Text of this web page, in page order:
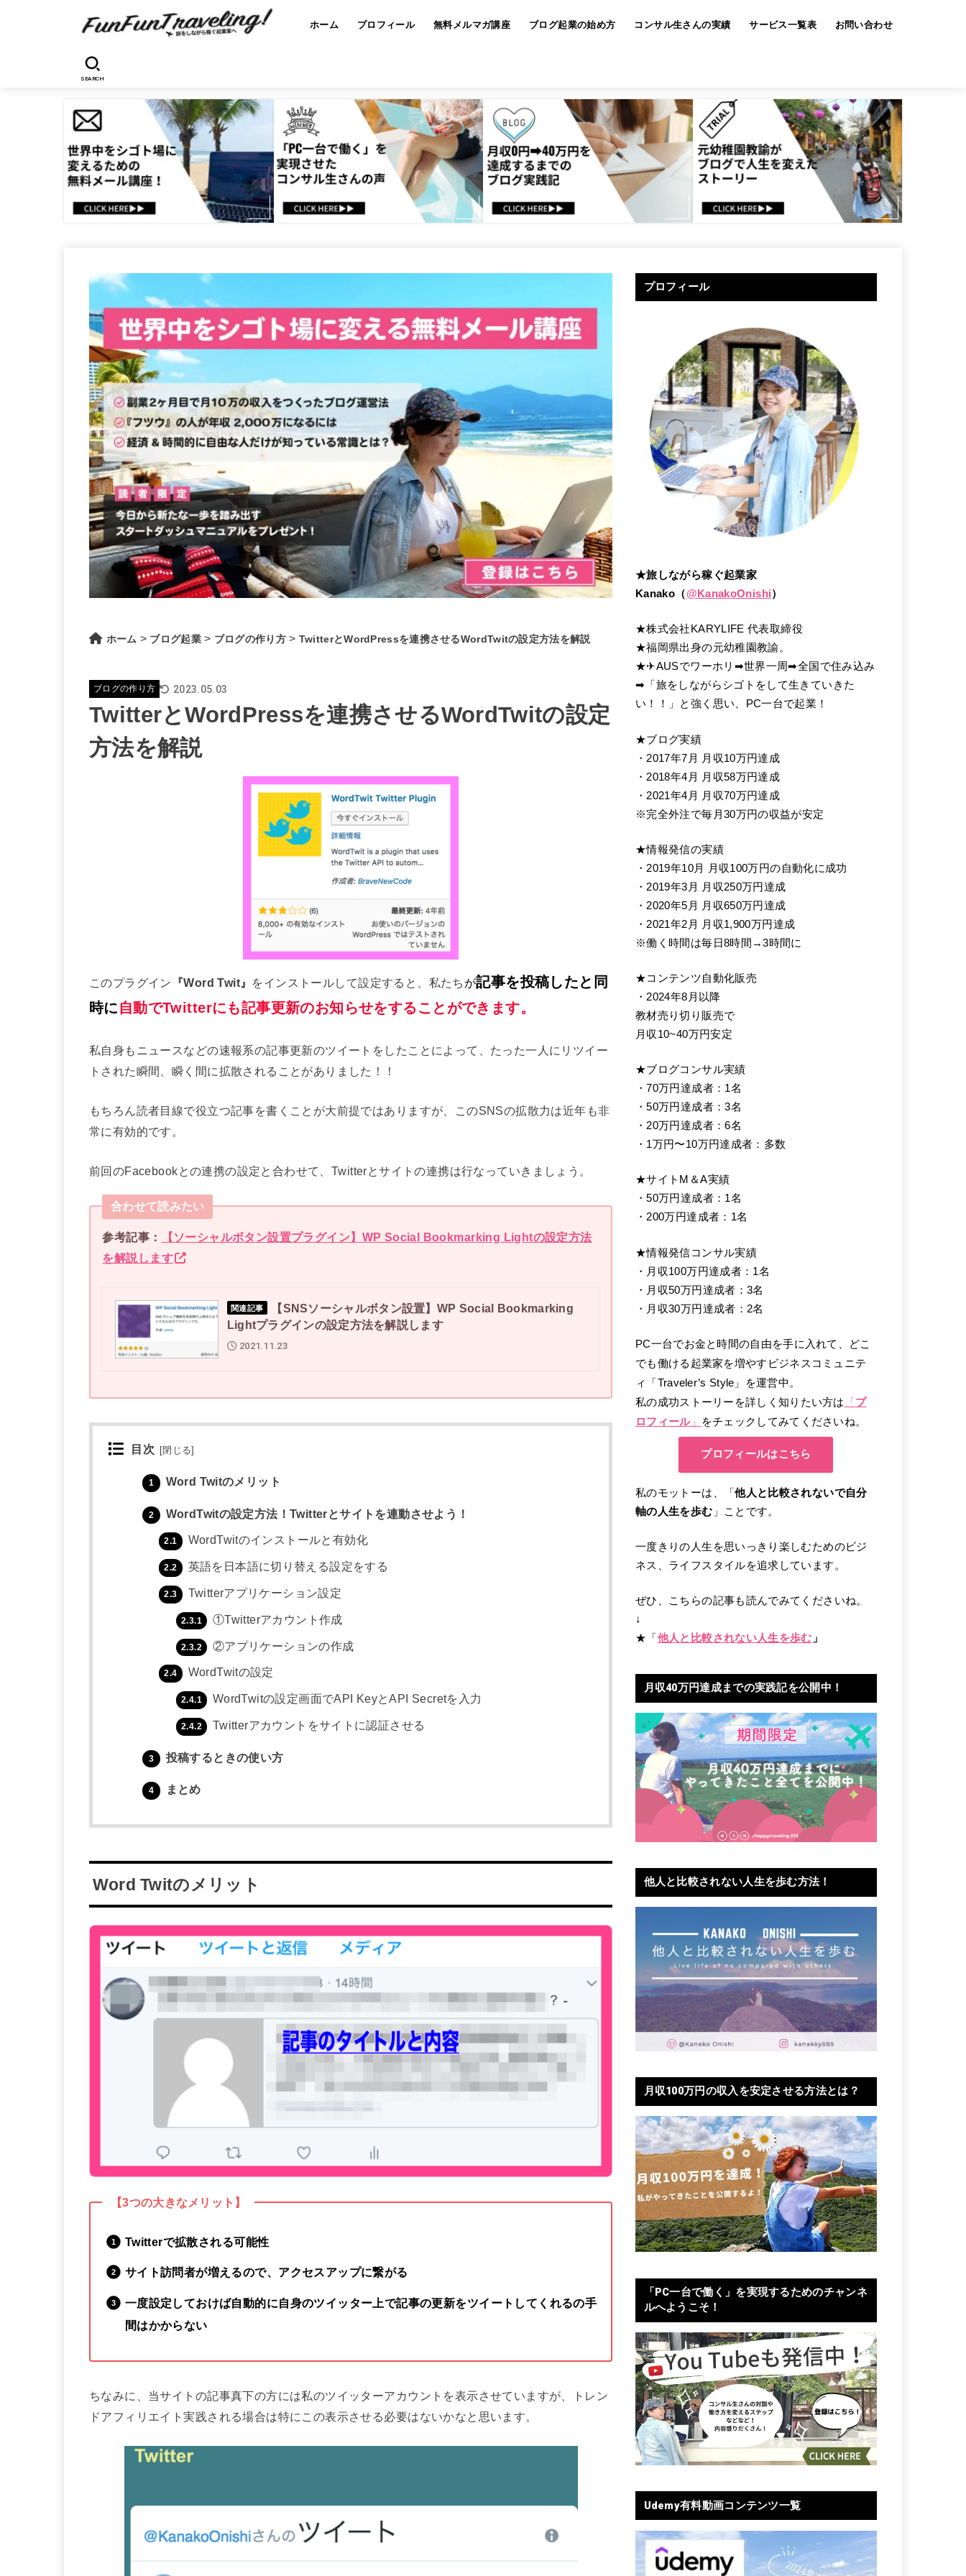
ホーム プロフィール 無料メルマガ講座 ブログ起業の始め方 コンサル生さんの実績 サービス一覧表 お問い合わせ
SEARCH
ホーム > ブログ起業> ブログの作り方> TwitterとWordPressを連携させるWordTwitの設定方法を解説
ブログの作り方 2023.05.03
TwitterとWordPressを連携させるWordTwitの設定
方法を解説
このプラグイン 『Word Twit』 をインストールして設定すると、私たち が記事を投稿したと同
時に自動でTwitterにも記事更新のお知らせをすることができます。
私自身もニュースなどの速報系の記事更新のツイートをしたことによって、たった一人にリツイー
トされた瞬間、瞬く間に拡散されることがありました！！
もちろん読者目線で役立つ記事を書くことが大前提ではありますが、このSNSの拡散力は近年も非
常に有効的です。
前回のFacebookとの連携の設定と合わせて、Twitterとサイトの連携は行なっていきましょう。
合わせて読みたい
参考記事：
【ソーシャルボタン設置プラグイン】WP Social Bookmarking Lightの設定方法
を解説します
関連記事
【SNSソーシャルボタン設置】WP Social Bookmarking
Lightプラグインの設定方法を解説します
2021.11.23
目次 閉じる
1 Word Twitのメリット
2 WordTwitの設定方法！Twitterとサイトを連動させよう！
2.1 WordTwitのインストールと有効化
2.2 英語を日本語に切り替える設定をする
2.3 Twitterアプリケーション設定
2.3.1 ①Twitterアカウント作成
2.3.2 ②アプリケーションの作成
2.4 WordTwitの設定
2.4.1 WordTwitの設定画面でAPI KeyとAPI Secretを入力
2.4.2 Twitterアカウントをサイトに認証させる
3 投稿するときの使い方
4 まとめ
Word Twitのメリット
【3つの大きなメリット】
Twitterで拡散される可能性
サイト訪問者が増えるので、アクセスアップに繋がる
一度設定しておけば自動的に自身のツイッター上で記事の更新をツイートしてくれるの手
間はかからない
ちなみに、当サイトの記事真下の方には私のツイッターアカウントを表示させていますが、トレン
ドアフィリエイト実践される場合は特にこの表示させる必要はないかなと思います。
プロフィール
★旅しながら稼ぐ起業家
Kanako（@ KanakoOnishi）
★株式会社KARYLIFE 代表取締役
★福岡県出身の元幼稚園教諭。
★✈AUSでワーホリ➡世界一周➡全国で住み込み
➡「旅をしながらシゴトをして生きていきた
い！！」と強く思い、PC一台で起業！
★ブログ実績
・2017年7月 月収10万円達成
・2018年4月 月収58万円達成
・2021年4月 月収70万円達成
※完全外注で毎月30万円の収益が安定
★情報発信の実績
・2019年10月 月収100万円の自動化に成功
・2019年3月 月収250万円達成
・2020年5月 月収650万円達成
・2021年2月 月収1,900万円達成
※働く時間は毎日8時間→3時間に
★コンテンツ自動化販売
・2024年8月以降
教材売り切り販売で
月収10~40万円安定
★ブログコンサル実績
・70万円達成者：1名
・50万円達成者：3名
・20万円達成者：6名
・1万円〜10万円達成者：多数
★サイトM＆A実績
・50万円達成者：1名
・200万円達成者：1名
★情報発信コンサル実績
・月収100万円達成者：1名
・月収50万円達成者：3名
・月収30万円達成者：2名
PC一台でお金と時間の自由を手に入れて、どこ
でも働ける起業家を増やすビジネスコミュニテ
ィ「Traveler’s Style」を運営中。
私の成功ストーリーを詳しく知りたい方は
「 プ
ロフィール」 をチェックしてみてくださいね。
プロフィールはこちら
私のモットーは、「他人と比較されないで自分
軸の人生を歩む 」ことです。
一度きりの人生を思いっきり楽しむためのビジ
ネス、ライフスタイルを追求しています。
ぜひ、こちらの記事も読んでみてくださいね。
↓
★「 他人と比較されない人生を歩む 」
月収40万円達成までの実践記を公開中！
他人と比較されない人生を歩む方法！
月収100万円の収入を安定させる方法とは？
「PC一台で働く」を実現するためのチャンネ
ルへようこそ！
Udemy有料動画コンテンツ一覧